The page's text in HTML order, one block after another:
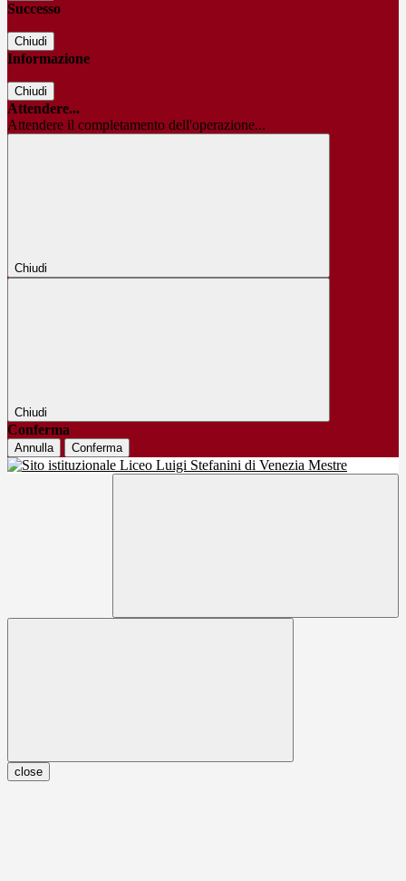
Successo
Chiudi
Informazione
Chiudi
Attendere...
Attendere il completamento dell'operazione...
Chiudi
Chiudi
Conferma
Annulla Conferma
close